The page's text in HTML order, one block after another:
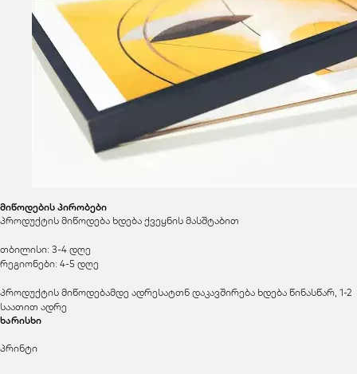
მიწოდების პირობები
პროდუქტის მიწოდება ხდება ქვეყნის მასშტაბით
თბილისი: 3-4 დღე
რეგიონები: 4-5 დღე
პროდუქტის მიწოდებამდე ადრესატთნ დაკავშირება ხდება წინასწარ, 1-2
საათით ადრე
ხარისხი
პრინტი